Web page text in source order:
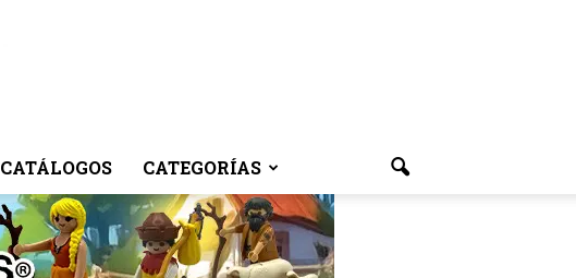
CATÁLOGOS CATEGORÍAS